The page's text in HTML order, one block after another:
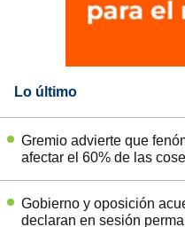
Lo último
Gremio advierte que
afectar el 60% de las
Gobierno y oposición
declaran en sesión